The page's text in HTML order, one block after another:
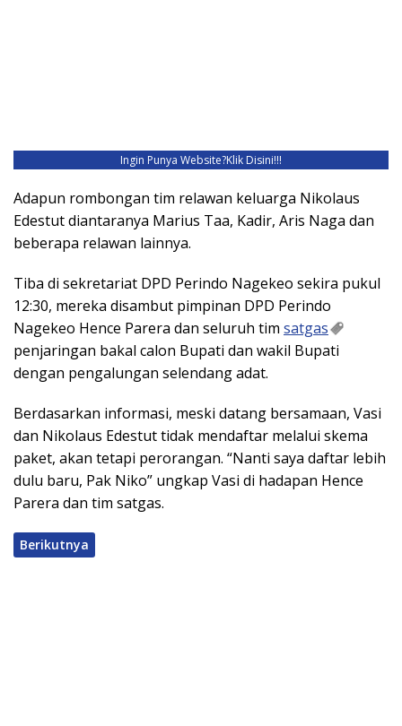
Ingin Punya Website?Klik Disini!!!
Adapun rombongan tim relawan keluarga Nikolaus
Edestut diantaranya Marius Taa, Kadir, Aris Naga dan
beberapa relawan lainnya.
Tiba di sekretariat DPD Perindo Nagekeo sekira pukul
12:30, mereka disambut pimpinan DPD Perindo
Nagekeo Hence Parera dan seluruh tim satgas
penjaringan bakal calon Bupati dan wakil Bupati
dengan pengalungan selendang adat.
Berdasarkan informasi, meski datang bersamaan, Vasi
dan Nikolaus Edestut tidak mendaftar melalui skema
paket, akan tetapi perorangan. “Nanti saya daftar lebih
dulu baru, Pak Niko” ungkap Vasi di hadapan Hence
Parera dan tim satgas.
Berikutnya